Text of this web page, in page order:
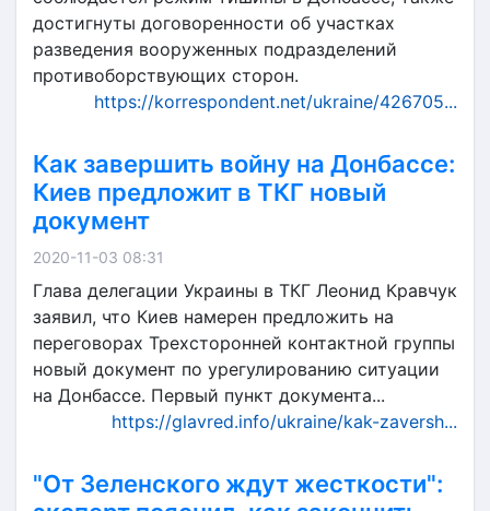
достигнуты договоренности об участках
разведения вооруженных подразделений
противоборствующих сторон.
https://korrespondent.net/ukraine/426705...
Как завершить войну на Донбассе:
Киев предложит в ТКГ новый
документ
2020-11-03 08:31
Глава делегации Украины в ТКГ Леонид Кравчук
заявил, что Киев намерен предложить на
переговорах Трехсторонней контактной группы
новый документ по урегулированию ситуации
на Донбассе. Первый пункт документа...
https://glavred.info/ukraine/kak-zaversh...
"От Зеленского ждут жесткости":